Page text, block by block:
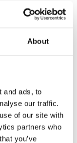
About
and ads, to
our traffic.
of our site with
partners who
you’ve
,Verktøy
skrape,
print